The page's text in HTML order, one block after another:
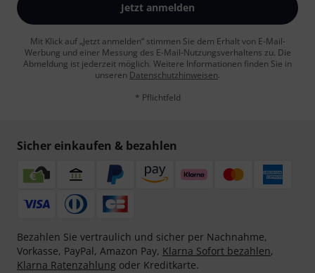
Jetzt anmelden
Mit Klick auf „Jetzt anmelden“ stimmen Sie dem Erhalt von E-Mail-
Werbung und einer Messung des E-Mail-Nutzungsverhaltens zu. Die
Abmeldung ist jederzeit möglich. Weitere Informationen finden Sie in
unseren Datenschutzhinweisen.
* Pflichtfeld
Sicher einkaufen & bezahlen
Bezahlen Sie vertraulich und sicher per Nachnahme,
Vorkasse, PayPal, Amazon Pay, Klarna Sofort bezahlen,
Klarna Ratenzahlung oder Kreditkarte.